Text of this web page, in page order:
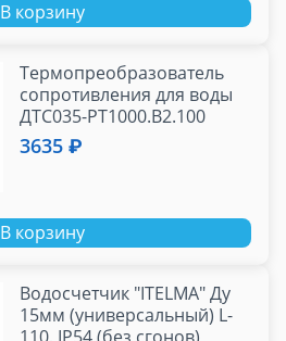
В корзину
Термопреобразователь
сопротивления для воды
ДТС035-РТ1000.В2.100
(L=100мм, PT1000, с
подвижным штуце
3635 ₽
В корзину
Водосчетчик "ITELMA" Ду
15мм (универсальный) L-